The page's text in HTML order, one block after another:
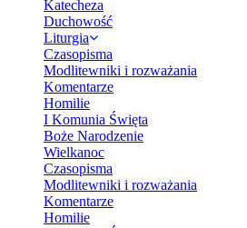
Katecheza
Duchowość
Liturgia
Czasopisma
Modlitewniki i rozważania
Komentarze
Homilie
I Komunia Święta
Boże Narodzenie
Wielkanoc
Czasopisma
Modlitewniki i rozważania
Komentarze
Homilie